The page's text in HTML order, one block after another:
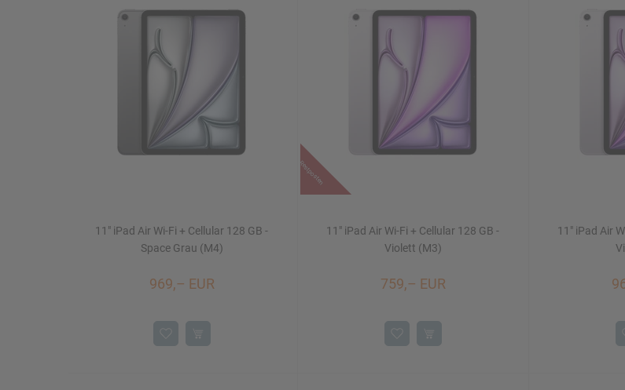
11" iPad Air Wi-Fi + Cellular 128 GB -
Space Grau (M4)
969,– EUR
Restposten
11" iPad Air Wi-Fi + Cellular 128 GB -
Violett (M3)
759,– EUR
11" iPad Air